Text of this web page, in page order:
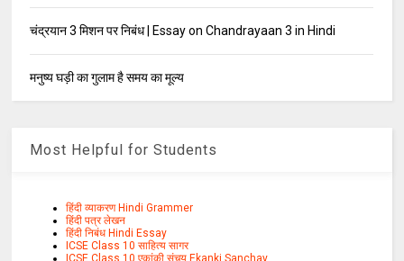
चंद्रयान 3 मिशन पर निबंध | Essay on Chandrayaan 3 in Hindi
मनुष्य घड़ी का गुलाम है समय का मूल्य
Most Helpful for Students
हिंदी व्याकरण Hindi Grammer
हिंदी पत्र लेखन
हिंदी निबंध Hindi Essay
ICSE Class 10 साहित्य सागर